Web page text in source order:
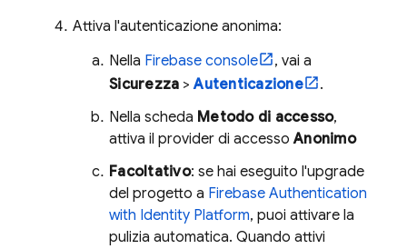
Attiva l'autenticazione anonima:
Nella Firebase console
, vai a
Sicurezza >Autenticazione
.
Nella scheda Metodo di accesso,
attiva il provider di accessoAnonimo
Facoltativo: se hai eseguito l'upgrade
del progetto a Firebase Authentication
with Identity Platform, puoi attivare la
pulizia automatica. Quando attivi